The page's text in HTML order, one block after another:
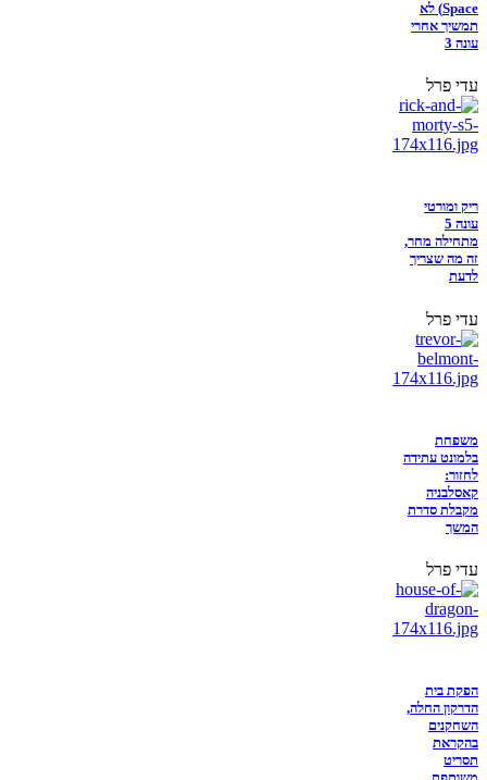
Space) לא
תמשיך אחרי
עונה 3
עדי פרל
ריק ומורטי
עונה 5
מתחילה מחר,
זה מה שצריך
לדעת
עדי פרל
משפחת
בלמונט עתידה
לחזור:
קאסלבניה
מקבלת סדרת
המשך
עדי פרל
הפקת בית
הדרקון החלה,
השחקנים
בהקראת
תסריט